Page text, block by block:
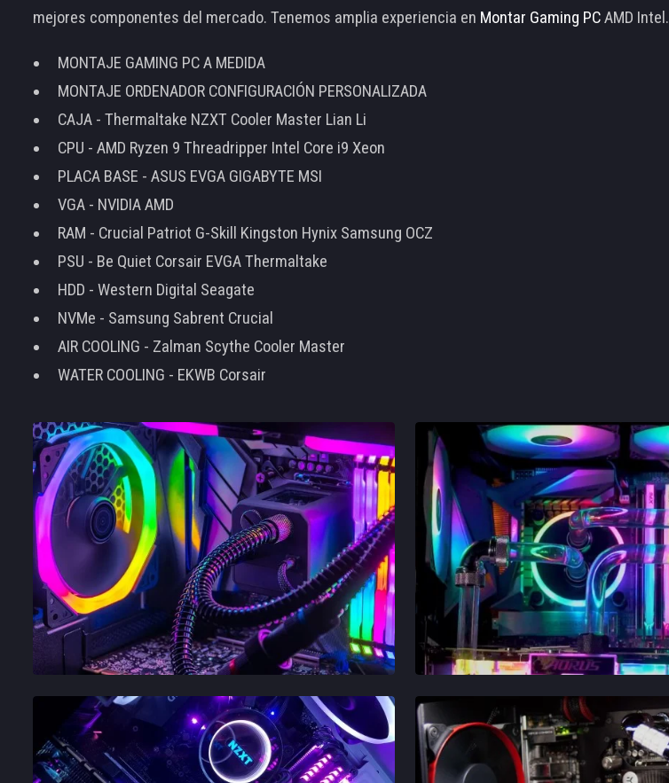
mejores componentes del mercado. Tenemos amplia experiencia en Montar Gaming PCAMD Intel.
MONTAJE GAMING PC A MEDIDA
MONTAJE ORDENADOR CONFIGURACIÓN PERSONALIZADA
CAJA - Thermaltake NZXT Cooler Master Lian Li
CPU - AMD Ryzen 9 Threadripper Intel Core i9 Xeon
PLACA BASE - ASUS EVGA GIGABYTE MSI
VGA - NVIDIA AMD
RAM - Crucial Patriot G-Skill Kingston Hynix Samsung OCZ
PSU - Be Quiet Corsair EVGA Thermaltake
HDD - Western Digital Seagate
NVMe - Samsung Sabrent Crucial
AIR COOLING - Zalman Scythe Cooler Master
WATER COOLING - EKWB Corsair